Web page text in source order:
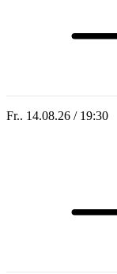
Fr.. 14.08.26 / 19:30